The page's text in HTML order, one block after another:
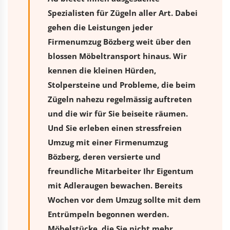
Spezialisten für Zügeln aller Art. Dabei
gehen die Leistungen jeder
Firmenumzug Bözberg weit über den
blossen Möbeltransport hinaus. Wir
kennen die kleinen Hürden,
Stolpersteine und Probleme, die beim
Zügeln nahezu regelmässig auftreten
und die wir für Sie beiseite räumen.
Und Sie erleben einen stressfreien
Umzugmit einer Firmenumzug
Bözberg, deren versierte und
freundliche Mitarbeiter Ihr Eigentum
mit Adleraugen bewachen. Bereits
Wochen vor dem Umzug sollte mit dem
Entrümpeln begonnen werden.